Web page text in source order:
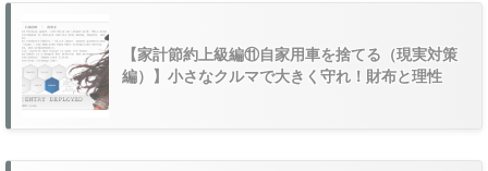
【家計節約上級編⑪自家用車を捨てる（現実対策
編）】小さなクルマで大きく守れ！財布と理性